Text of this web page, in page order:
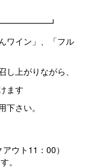
ワイン」、「フル
上がりながら、
ます
さい。
ウト11：00）
。